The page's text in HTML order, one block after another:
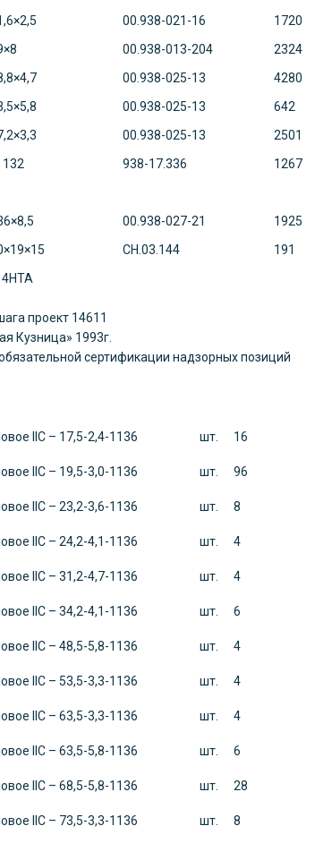
00.938-021-16 1720
00.938-013-204 2324
00.938-025-13 4280
00.938-025-13 642
00.938-025-13 2501
938-17.336 1267
00.938-027-21 1925
СН.03.144 191
проект 14611
Кузница» 1993г.
сертификации надзорных позиций
IIC – 17,5-2,4-1136 шт. 16
IIC – 19,5-3,0-1136 шт. 96
IIC – 23,2-3,6-1136 шт. 8
IIC – 24,2-4,1-1136 шт. 4
IIC – 31,2-4,7-1136 шт. 4
IIC – 34,2-4,1-1136 шт. 6
IIC – 48,5-5,8-1136 шт. 4
IIC – 53,5-3,3-1136 шт. 4
IIC – 63,5-3,3-1136 шт. 4
IIC – 63,5-5,8-1136 шт. 6
IIC – 68,5-5,8-1136 шт. 28
IIC – 73,5-3,3-1136 шт. 8